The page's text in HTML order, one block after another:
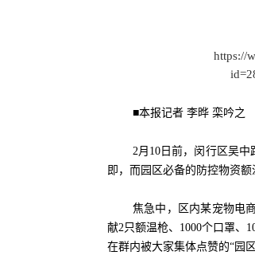
https://
■本报记者 李晔 栾吟之
2月10日前，闵行区吴
即，而园区必备的防控物资额
焦急中，区内某宠物电
献2只额温枪、1000个口罩、
在群内被大家集体点赞的“园